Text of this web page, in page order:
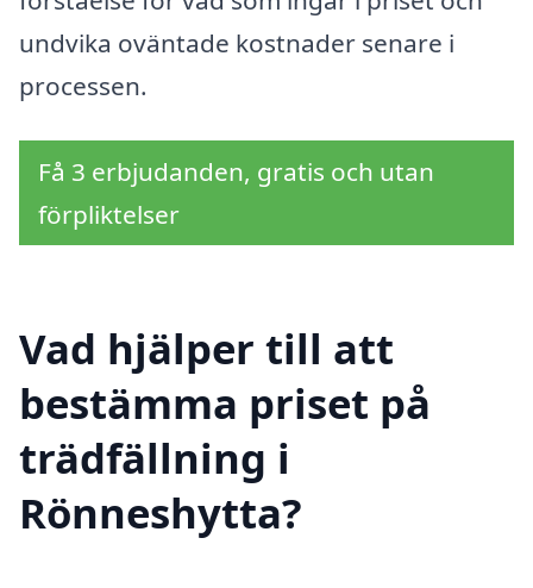
undvika oväntade kostnader senare i
processen.
Få 3 erbjudanden, gratis och utan
förpliktelser
Vad hjälper till att
bestämma priset på
trädfällning i
Rönneshytta?